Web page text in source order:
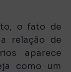
o fato de
relação de
aparece
como um